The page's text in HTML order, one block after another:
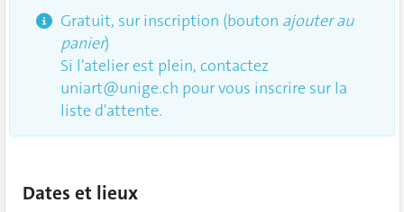
Gratuit, sur inscription (bouton ajouter au
panier)
Si l'atelier est plein, contactez
uniart@unige.ch pour vous inscrire sur la
liste d'attente.
Dates et lieux